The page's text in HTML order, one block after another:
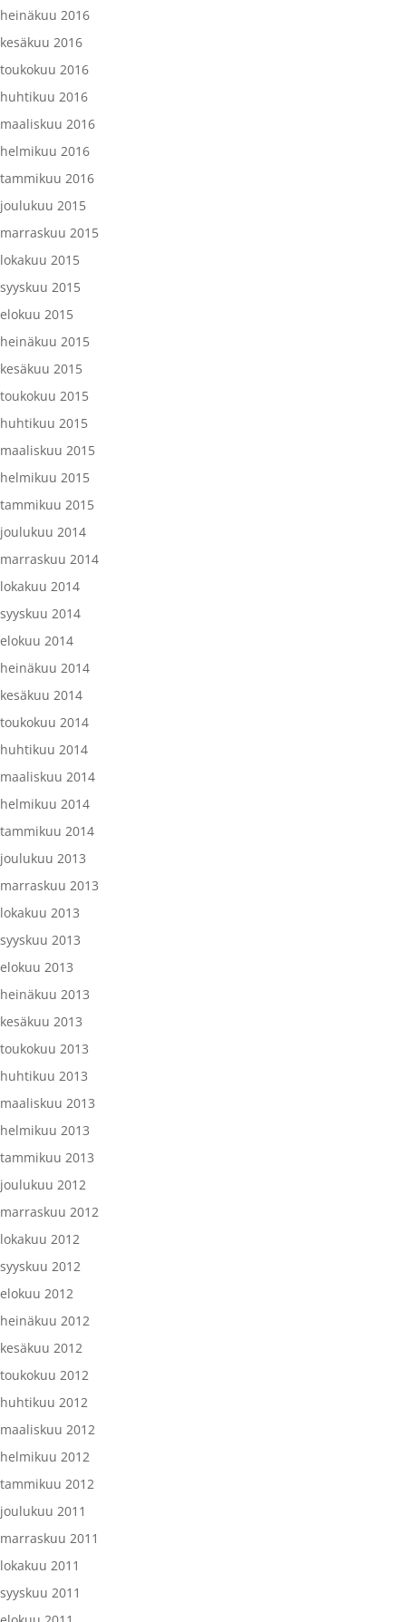
heinäkuu 2016
kesäkuu 2016
toukokuu 2016
huhtikuu 2016
maaliskuu 2016
helmikuu 2016
tammikuu 2016
joulukuu 2015
marraskuu 2015
lokakuu 2015
syyskuu 2015
elokuu 2015
heinäkuu 2015
kesäkuu 2015
toukokuu 2015
huhtikuu 2015
maaliskuu 2015
helmikuu 2015
tammikuu 2015
joulukuu 2014
marraskuu 2014
lokakuu 2014
syyskuu 2014
elokuu 2014
heinäkuu 2014
kesäkuu 2014
toukokuu 2014
huhtikuu 2014
maaliskuu 2014
helmikuu 2014
tammikuu 2014
joulukuu 2013
marraskuu 2013
lokakuu 2013
syyskuu 2013
elokuu 2013
heinäkuu 2013
kesäkuu 2013
toukokuu 2013
huhtikuu 2013
maaliskuu 2013
helmikuu 2013
tammikuu 2013
joulukuu 2012
marraskuu 2012
lokakuu 2012
syyskuu 2012
elokuu 2012
heinäkuu 2012
kesäkuu 2012
toukokuu 2012
huhtikuu 2012
maaliskuu 2012
helmikuu 2012
tammikuu 2012
joulukuu 2011
marraskuu 2011
lokakuu 2011
syyskuu 2011